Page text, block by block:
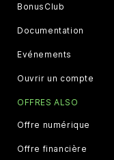
BonusClub
Documentation
Evénements
Ouvrir un compte
OFFRES ALSO
Offre numérique
Offre financière